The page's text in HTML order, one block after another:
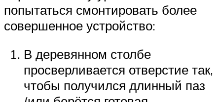
попытаться смонтировать более
совершенное устройство:
В деревянном столбе
просверливается отверстие так,
чтобы получился длинный паз